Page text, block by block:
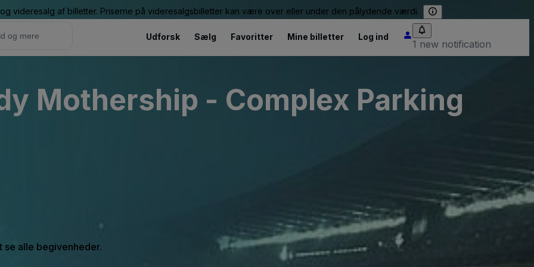
videresalg af billetter. Priserne på videresalgsbilletter kan være over eller under den pålydende værdi.
Udforsk Sælg Favoritter Mine billetter Log ind
1 new notification
Mothership - Complex Parking
alle begivenheder.